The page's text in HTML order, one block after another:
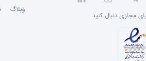
مجازی دنبال کنید
وبلاگ